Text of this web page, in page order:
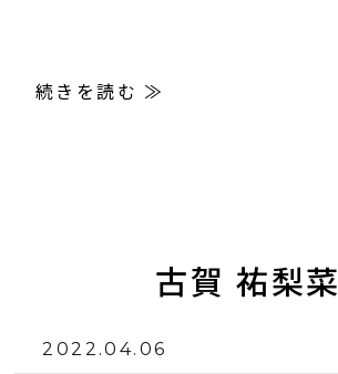
続きを読む ≫
古賀 祐梨菜
2022.04.06